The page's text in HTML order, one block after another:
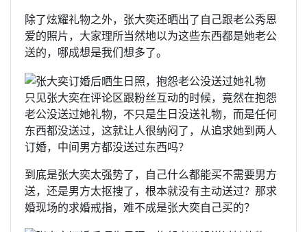
除了炫耀礼物之外，张大奕还晒出了自己跟老公秀恩
爱的照片，大家理所当然地以为这些东西都是她老公
送的，哪成想是我们想多了。
只见张大奕在评论区跟粉丝互动的时候，竟然在抱怨
老公没送过她礼物，不只是生日没送礼物，而是任何
东西都没送过，这就让人很纳闷了，从追求她到两人
订婚，中间男方都没送过东西吗？
到底是张大奕太强势了，自己什么都能买不需要男方
送，还是男方太抠搜了，根本就没有主动送过？那求
婚现场的求婚戒指，难不成是张大奕自己买的？